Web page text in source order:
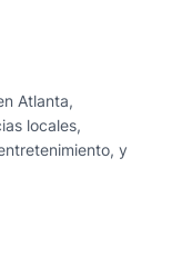
Atlanta,
locales,
y